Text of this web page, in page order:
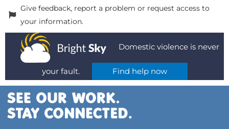
Give feedback, report a problem or request access to
your information.
Domestic violence is never
your fault. Find help now